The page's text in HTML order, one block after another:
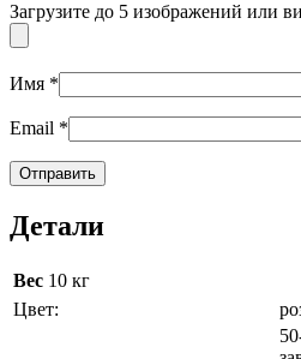
Загрузите до 5 изображений или
Имя *
Email *
Детали
Вес 10 кг
Цвет: